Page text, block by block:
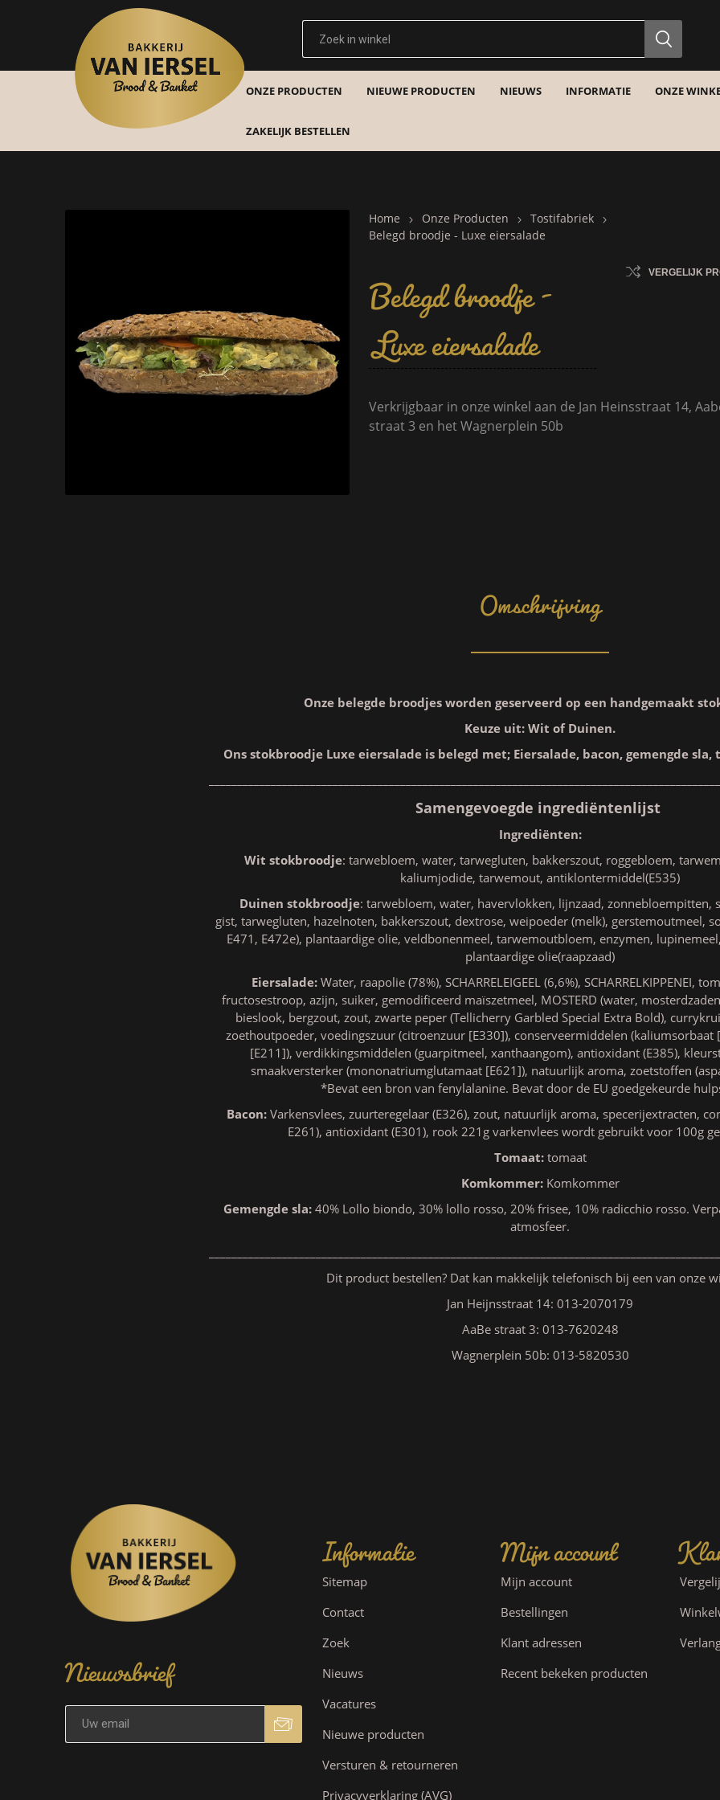
ONZE PRODUCTEN NIEUWE PRODUCTEN NIEUWS INFORMATIE ONZE
ZAKELIJK BESTELLEN
Home Onze Producten
Tostifabriek
Belegd broodje - Luxe eiersalade
Belegd broodje -
Luxe eiersalade
VERGELIJK
Verkrijgbaar in onze winkel aan de Jan Heinsstraat 14,
straat 3 en het Wagnerplein 50b
Omschrijving
Onze belegde broodjes worden geserveerd op een handgemaakt
Keuze uit: Wit of Duinen.
Ons stokbroodje Luxe eiersalade is belegd met; Eiersalade, bacon, gemengde
Samengevoegde ingrediëntenlijst
Ingrediënten:
Wit stokbroodje: tarwebloem, water, tarwegluten, bakkerszout, roggebloem,
kaliumjodide, tarwemout, antiklontermiddel(E535)
Duinen stokbroodje: tarwebloem, water, havervlokken, lijnzaad, zonnebloempitten,
gist, tarwegluten, hazelnoten, bakkerszout, dextrose, weipoeder (melk), gerstemoutmeel,
E471, E472e), plantaardige olie, veldbonenmeel, tarwemoutbloem, enzymen,
plantaardige olie(raapzaad)
Eiersalade:Water, raapolie (78%), SCHARRELEIGEEL (6,6%), SCHARRELKIPPENEI,
fructosestroop, azijn, suiker, gemodificeerd maïszetmeel, MOSTERD (water,
bieslook, bergzout, zout, zwarte peper (Tellicherry Garbled Special Extra Bold),
zoethoutpoeder, voedingszuur (citroenzuur [E330]), conserveermiddelen
[E211]), verdikkingsmiddelen (guarpitmeel, xanthaangom), antioxidant (E385),
smaakversterker (mononatriumglutamaat [E621]), natuurlijk aroma, zoetstoffen
*Bevat een bron van fenylalanine. Bevat door de EU goedgekeurde
Bacon:Varkensvlees, zuurteregelaar (E326), zout, natuurlijk aroma, specerijextracten,
E261), antioxidant (E301), rook 221g varkenvlees wordt gebruikt voor 100g
Tomaat:tomaat
Komkommer:Komkommer
Gemengde sla: 40% Lollo biondo, 30% lollo rosso, 20% frisee, 10% radicchio rosso.
atmosfeer.
Dit product bestellen? Dat kan makkelijk telefonisch bij een van onze
Jan Heijnsstraat 14: 013-2070179
AaBe straat 3: 013-7620248
Wagnerplein 50b: 013-5820530
Nieuwsbrief
Informatie
Sitemap
Contact
Zoek
Nieuws
Vacatures
Nieuwe producten
Versturen & retourneren
Privacyverklaring (AVG)
Mijn account
Mijn account
Bestellingen
Klant adressen
Recent bekeken producten